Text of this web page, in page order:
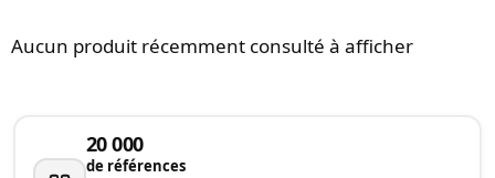
Aucun produit récemment consulté à afficher
20 000
de références